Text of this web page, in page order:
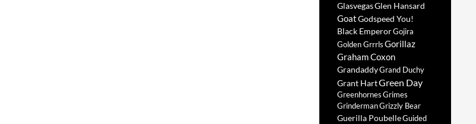
GlasvegasGlen Hansard
GoatGodspeed You!
Black EmperorGojira
Golden GrrrlsGorillaz
Graham Coxon
GrandaddyGrand Duchy
Grant HartGreen Day
GreenhornesGrimes
GrindermanGrizzly Bear
Guerilla PoubelleGuided